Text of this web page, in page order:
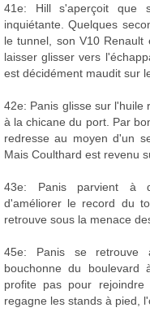
41e: Hill s'aperçoit que
inquiétante. Quelques
le tunnel, son V10
laisser glisser vers
est décidément maudit sur
42e: Panis glisse sur l'huile
à la chicane du port. Par
redresse au moyen d'un
Mais Coulthard est revenu
43e: Panis parvient à
d'améliorer le record du
retrouve sous la menace
45e: Panis se retrouve
bouchonne du boulevard
profite pas pour
regagne les stands à pied,